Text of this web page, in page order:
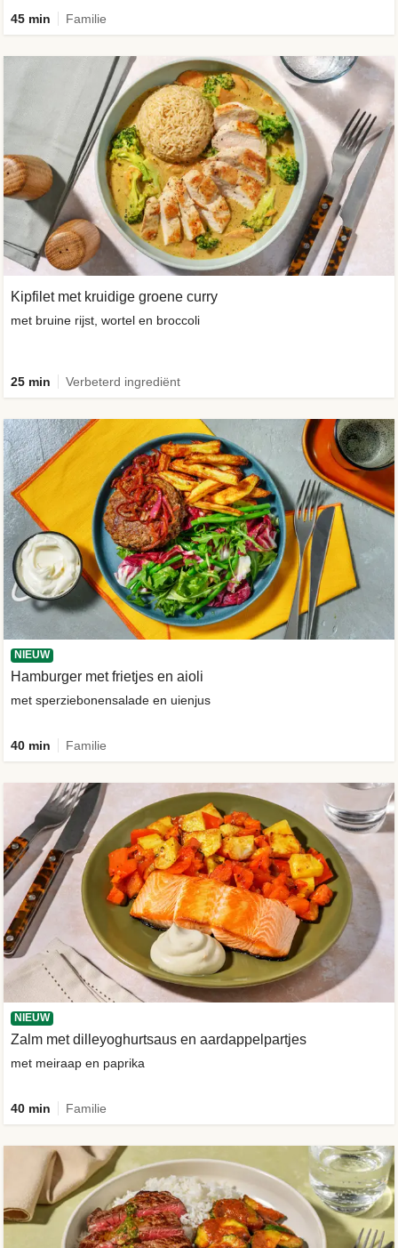
45 min Familie
Kipfilet met kruidige groene curry
met bruine rijst, wortel en broccoli
25 min Verbeterd ingrediënt
NIEUW
Hamburger met frietjes en aioli
met sperziebonensalade en uienjus
40 min Familie
NIEUW
Zalm met dilleyoghurtsaus en aardappelpartjes
met meiraap en paprika
40 min Familie